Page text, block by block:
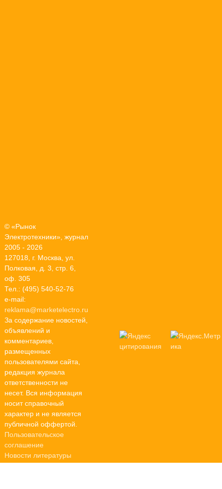
© «Рынок
Электротехники», журнал
2005 - 2026
127018, г. Москва, ул.
Полковая, д. 3, стр. 6,
оф. 305
Тел.: (495) 540-52-76
e-mail:
reklama@marketelectro.ru
За содержание новостей,
объявлений и
комментариев,
размещенных
пользователями сайта,
редакция журнала
ответственности не
несет. Вся информация
носит справочный
характер и не является
публичной оффертой.
Пользовательское
соглашение
Новости литературы